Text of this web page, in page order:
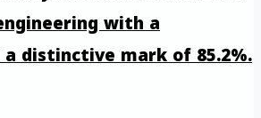
with a
distinctive mark of 85.2%.